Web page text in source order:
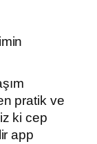
pratik ve
ki cep
app